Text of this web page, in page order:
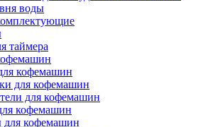
воды
таймера
кофемашин
для кофемашин
для кофемашин
кофемашин
для кофемашин